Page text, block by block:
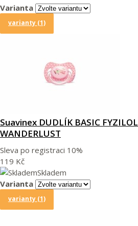
Varianta
varianty (1)
Suavinex DUDLÍK BASIC
WANDERLUST
Sleva po registraci 10%
119 Kč
Skladem
Varianta
varianty (1)